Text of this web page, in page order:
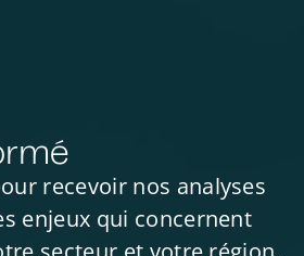
recevoir nos analyses
enjeux qui concernent